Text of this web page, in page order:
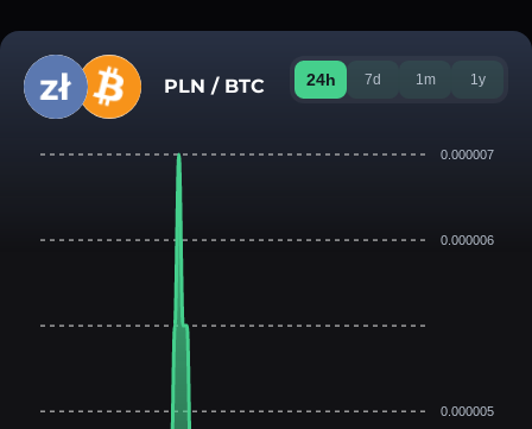
PLN / BTC 24h 7d 1m 1y
0.000007
0.000006
0.000005